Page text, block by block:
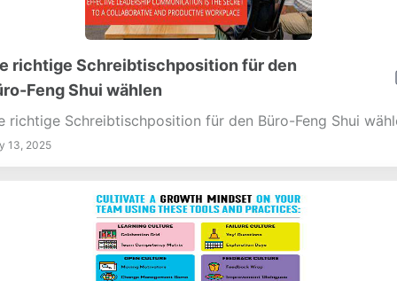
richtige Schreibtischposition für den
Feng Shui wählen
richtige Schreibtischposition für den Büro-Feng Shui
13, 2025